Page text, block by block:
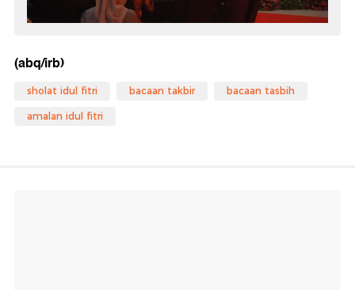
(abq/irb)
sholat idul fitri bacaan takbir bacaan tasbih
amalan idul fitri